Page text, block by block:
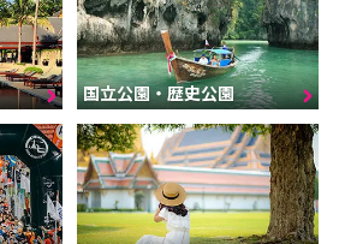
国立公園・歴史公園